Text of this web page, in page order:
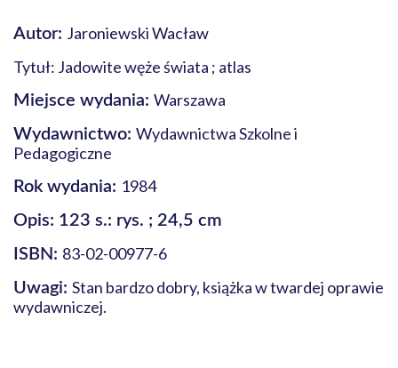
Autor: Jaroniewski Wacław
Tytuł: Jadowite węże świata ; atlas
Miejsce wydania: Warszawa
Wydawnictwo: Wydawnictwa Szkolne i
Pedagogiczne
Rok wydania: 1984
Opis: 123 s.: rys. ; 24,5 cm
ISBN: 83-02-00977-6
Uwagi: Stan bardzo dobry, książka w twardej oprawie
wydawniczej.